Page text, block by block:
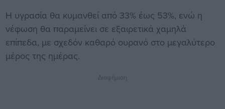
Η υγρασία θα κυμανθεί από 33% έως 53%, ενώ η
νέφωση θα παραμείνει σε εξαιρετικά χαμηλά
επίπεδα, με σχεδόν καθαρό ουρανό στο μεγαλύτερο
μέρος της ημέρας.
Διαφήμιση